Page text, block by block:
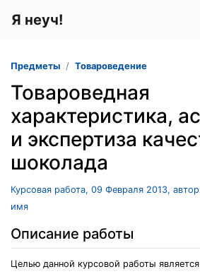
Я неуч!
Предметы Товароведение
Товароведная
характеристика,
и экспертиза
шоколада
Курсовая работа, 09 Февраля 2013,
имя
Описание работы
Целью данной курсовой работы